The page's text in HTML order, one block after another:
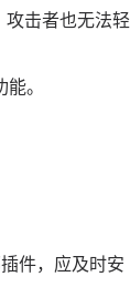
击者也无法轻
。
件，应及时安